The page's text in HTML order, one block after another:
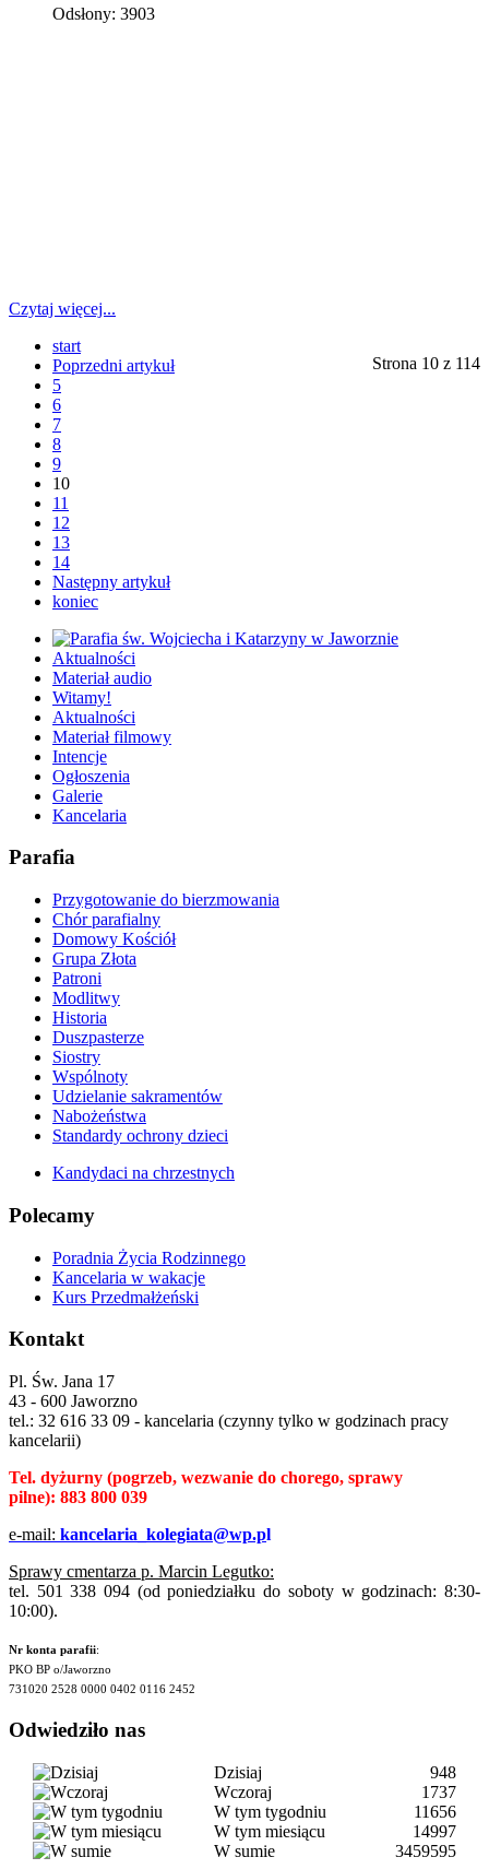
Odsłony: 3903
Czytaj więcej...
Strona 10 z 114
start
Poprzedni artykuł
5
6
7
8
9
10
11
12
13
14
Następny artykuł
koniec
Aktualności
Materiał audio
Witamy!
Aktualności
Materiał filmowy
Intencje
Ogłoszenia
Galerie
Kancelaria
Parafia
Przygotowanie do bierzmowania
Chór parafialny
Domowy Kościół
Grupa Złota
Patroni
Modlitwy
Historia
Duszpasterze
Siostry
Wspólnoty
Udzielanie sakramentów
Nabożeństwa
Standardy ochrony dzieci
Kandydaci na chrzestnych
Polecamy
Poradnia Życia Rodzinnego
Kancelaria w wakacje
Kurs Przedmałżeński
Kontakt
Pl. Św. Jana 17
43 - 600 Jaworzno
tel.: 32 616 33 09 - kancelaria (czynny tylko w godzinach pracy
kancelarii)
Tel. dyżurny (pogrzeb, wezwanie do chorego, sprawy
pilne): 883 800 039
e-mail: kancelaria_kolegiata@wp.pl
Sprawy cmentarza p. Marcin Legutko:
tel. 501 338 094 (od poniedziałku do soboty w godzinach: 8:30-
10:00).
Nr konta parafii:
PKO BP o/Jaworzno
731020 2528 0000 0402 0116 2452
Odwiedziło nas
Dzisiaj
948
Wczoraj
1737
W tym tygodniu
11656
W tym miesiącu
14997
W sumie
3459595